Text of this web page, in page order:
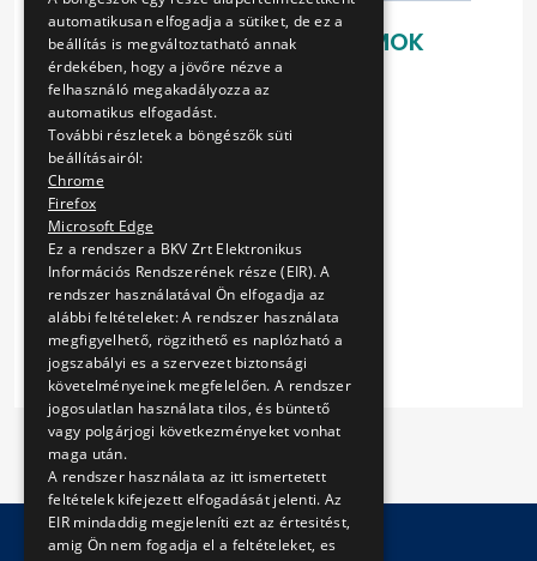
LETÖLTHETŐ DOKUMENTUMOK
Ajánlati felhívás
Keretszerződés tervezet
Ajánlati árak táblázata
Ajánlattételi nyilatkozat
dokumentumok
Kizáró okok nyilatkozata
Műszaki követelmények
Nyilatkozat alvállalkozóról
Referencia igazolás
automatikusan elfogadja a sütiket, de ez a
beállítás is megváltoztatható annak
érdekében, hogy a jövőre nézve a
felhasználó megakadályozza az
automatikus elfogadást.
További részletek a böngészők süti
beállításairól:
Chrome
Firefox
Microsoft Edge
Ez a rendszer a BKV Zrt Elektronikus
Információs Rendszerének része (EIR). A
rendszer használatával Ön elfogadja az
alábbi feltételeket: A rendszer használata
megfigyelhető, rögzithető es naplózható a
jogszabályi es a szervezet biztonsági
követelményeinek megfelelően. A rendszer
jogosulatlan használata tilos, és büntető
vagy polgárjogi következményeket vonhat
maga után.
A rendszer használata az itt ismertetett
feltételek kifejezett elfogadását jelenti. Az
EIR mindaddig megjeleníti ezt az értesitést,
amig Ön nem fogadja el a feltételeket, es